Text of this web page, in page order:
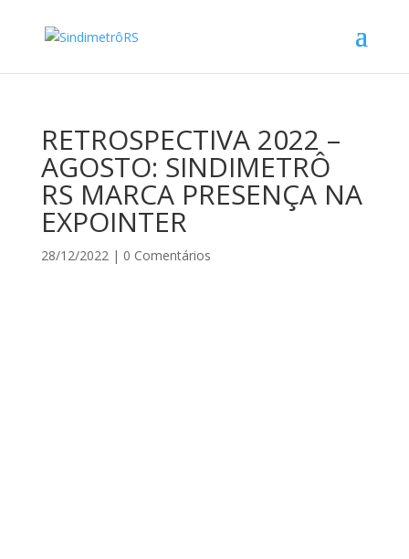
RETROSPECTIVA 2022 –
AGOSTO: SINDIMETRÔ
RS MARCA PRESENÇA NA
EXPOINTER
28/12/2022| 0 Comentários